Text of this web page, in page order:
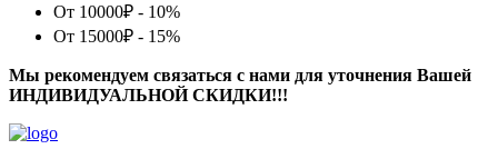
От 10000₽ - 10%
От 15000₽ - 15%
Мы рекомендуем связаться с нами для уточнения Вашей
ИНДИВИДУАЛЬНОЙ СКИДКИ!!!